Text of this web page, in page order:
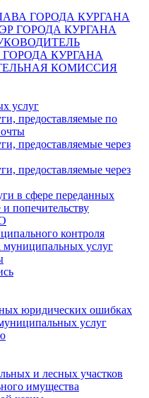
ГОРОДА КУРГАНА
ГОРОДА КУРГАНА
КУРГАНА
КОМИССИЯ
услуг
предоставляемые по
предоставляемые через
предоставляемые через
в сфере переданных
попечительству
контроля
муниципальных услуг
юридических ошибках
услуг
и лесных участков
имущества